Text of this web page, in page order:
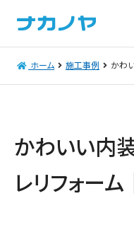
ホーム 施工事例 かわ
かわいい内
レリフォー